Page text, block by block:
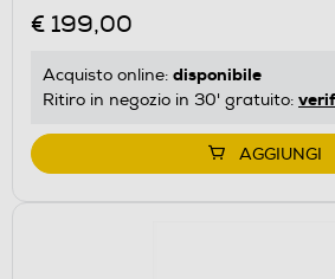
€ 199,00
Acquisto online: disponibile
Ritiro in negozio in 30' gratuito:
AGGIUNGI